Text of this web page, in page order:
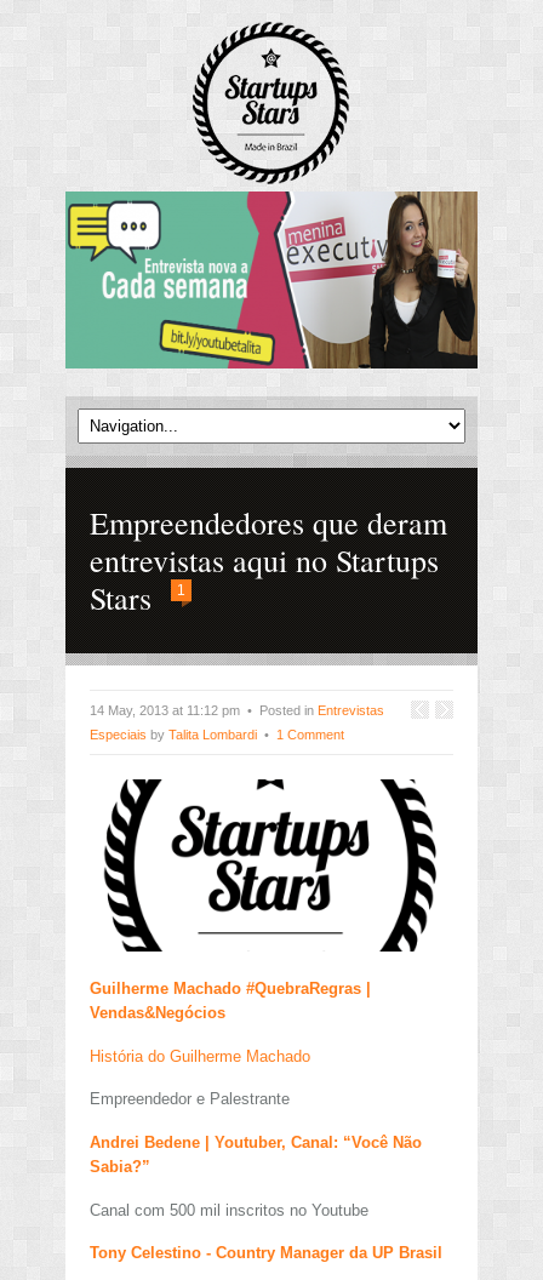
Empreendedores que deram
entrevistas aqui no Startups
Stars
1
14 May, 2013 at 11:12 pm • Posted in Entrevistas
Especiais by Talita Lombardi • 1 Comment
Guilherme Machado #QuebraRegras |
Vendas&Negócios
História do Guilherme Machado
Empreendedor e Palestrante
Andrei Bedene | Youtuber, Canal: “Você Não
Sabia?”
Canal com 500 mil inscritos no Youtube
Tony Celestino - Country Manager da UP Brasil